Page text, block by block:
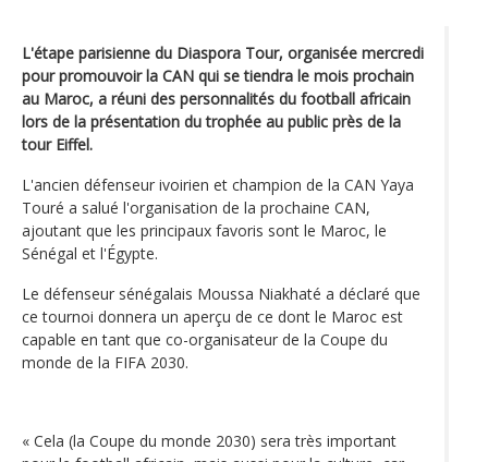
L'étape parisienne du Diaspora Tour, organisée mercredi
pour promouvoir la CAN qui se tiendra le mois prochain
au Maroc, a réuni des personnalités du football africain
lors de la présentation du trophée au public près de la
tour Eiffel.
L'ancien défenseur ivoirien et champion de la CAN Yaya
Touré a salué l'organisation de la prochaine CAN,
ajoutant que les principaux favoris sont le Maroc, le
Sénégal et l'Égypte.
Le défenseur sénégalais Moussa Niakhaté a déclaré que
ce tournoi donnera un aperçu de ce dont le Maroc est
capable en tant que co-organisateur de la Coupe du
monde de la FIFA 2030.
« Cela (la Coupe du monde 2030) sera très important